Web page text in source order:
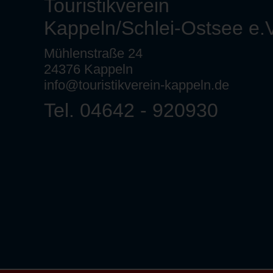
Touristikverein
Kappeln/Schlei-Ostsee
Mühlenstraße 24
24376 Kappeln
info@touristikverein-kappeln.de
Tel. 04642 - 920930